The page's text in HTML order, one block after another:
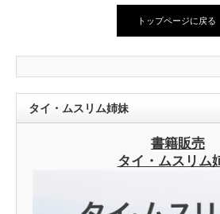
トップページに戻る
タイ・ムスリム姉妹
書籍販売
タイ・ムスリム